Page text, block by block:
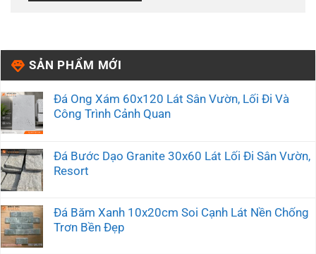
SẢN PHẨM MỚI
Đá Ong Xám 60x120 Lát Sân Vườn, Lối Đi Và
Công Trình Cảnh Quan
Đá Bước Dạo Granite 30x60 Lát Lối Đi Sân Vườn,
Resort
Đá Băm Xanh 10x20cm Soi Cạnh Lát Nền Chống
Trơn Bền Đẹp